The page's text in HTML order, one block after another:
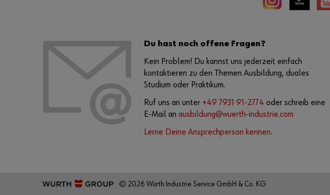
Du hast noch offene Fragen?
Kein Problem! Du kannst uns jederzeit einfach
kontaktieren zu den Themen Ausbildung, duales
Studium oder Praktikum.
Ruf uns an unter +49 7931 91-2774 oder schreib eine
E-Mail an ausbildung@wuerth-industrie.com
Lerne Deine Ansprechperson kennen.
© 2026 Würth Industrie Service GmbH & Co. KG